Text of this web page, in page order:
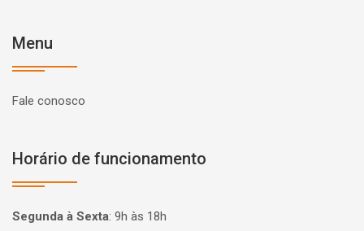
Menu
Fale conosco
Horário de funcionamento
Segunda à Sexta: 9h às 18h